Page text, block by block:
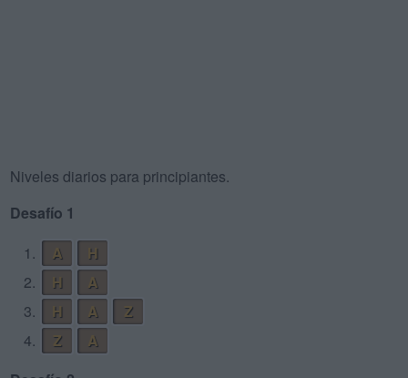
Niveles diarios para principiantes.
Desafío 1
1.
A
H
2.
H
A
3.
H A
Z
4.
Z
A